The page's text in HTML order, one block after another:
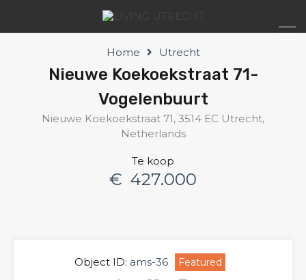
Home Utrecht
Nieuwe Koekoekstraat 71-
Vogelenbuurt
Nieuwe Koekoekstraat 71, 3514 EC Utrecht,
Netherlands
Te koop
€ 427.000
Object ID: ams-36 Featured